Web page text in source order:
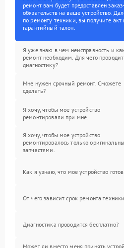
ремонт вам будет предоставлен
обязательств на ваше устройство.
по ремонту техники, вы получите
гарантийный талон.
Я уже знаю в чем неисправность и
ремонт необходим. Для чего
диагностику?
Мне нужен срочный ремонт. Сможете
сделать?
Я хочу, чтобы мое устройство
ремонтировали при мне.
Я хочу, чтобы мое устройство
ремонтировалось только
запчастями.
Как я узнаю, что мое устройство
От чего зависит срок ремонта
Диагностика проводится бесплатно?
Может ли вместо меня принять